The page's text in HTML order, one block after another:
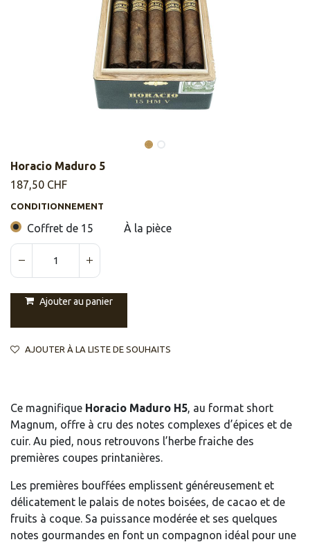
Horacio Maduro 5
187,50 CHF
CONDITIONNEMENT
Coffret de 15 À la pièce
Ajouter au panier
AJOUTER À LA LISTE DE SOUHAITS
Ce magnifique Horacio Maduro H5, au format short
Magnum, offre à cru des notes complexes d’épices et de
cuir. Au pied, nous retrouvons l’herbe fraiche des
premières coupes printanières.
Les premières bouffées emplissent généreusement et
délicatement le palais de notes boisées, de cacao et de
fruits à coque. Sa puissance modérée et ses quelques
notes gourmandes en font un compagnon idéal pour une